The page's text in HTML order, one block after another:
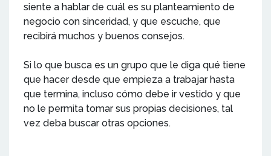
siente a hablar de cuál es su planteamiento de
negocio con sinceridad, y que escuche, que
recibirá muchos y buenos consejos.
Si lo que busca es un grupo que le diga qué tiene
que hacer desde que empieza a trabajar hasta
que termina, incluso cómo debe ir vestido y que
no le permita tomar sus propias decisiones, tal
vez deba buscar otras opciones.